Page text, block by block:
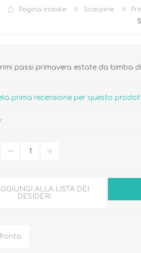
Thermos,
ARIA APERTA
Pagina iniziale Scarpine
passi primavera estate da bimba
prima recensione per questo
ALLA LISTA DEI
DESIDERI